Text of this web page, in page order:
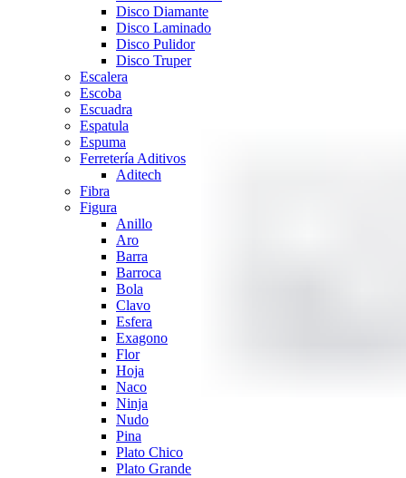
Disco Diamante
Disco Laminado
Disco Pulidor
Disco Truper
Escalera
Escoba
Escuadra
Espatula
Espuma
Ferretería Aditivos
Aditech
Fibra
Figura
Anillo
Aro
Barra
Barroca
Bola
Clavo
Esfera
Exagono
Flor
Hoja
Naco
Ninja
Nudo
Pina
Plato Chico
Plato Grande